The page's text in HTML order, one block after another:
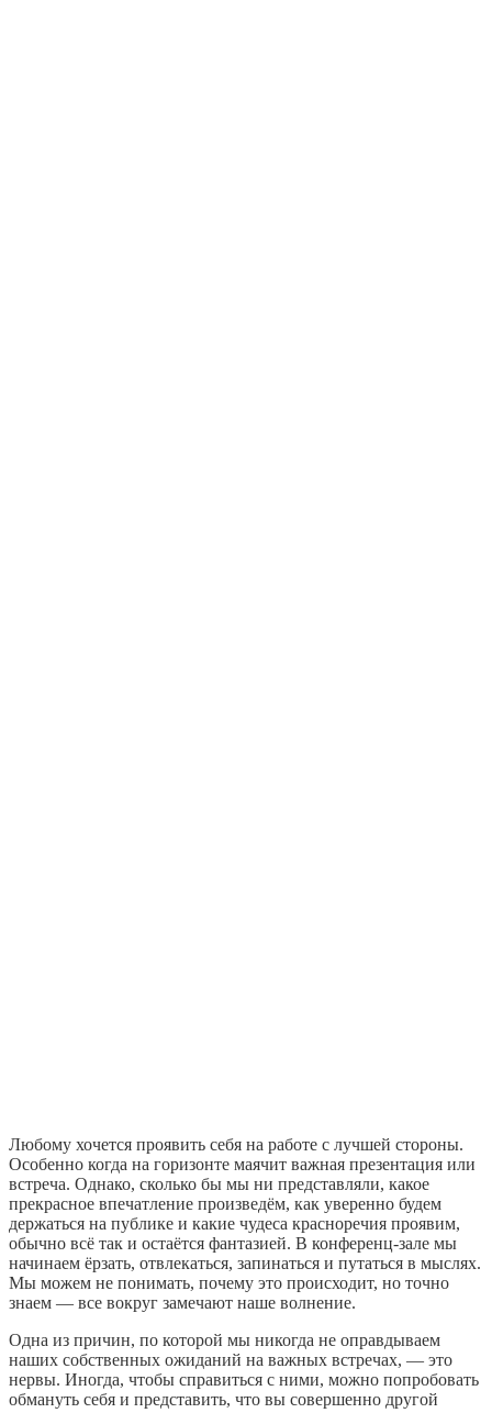
Любому хочется проявить себя на работе с лучшей стороны.
Особенно когда на горизонте маячит важная презентация или
встреча. Однако, сколько бы мы ни представляли, какое
прекрасное впечатление произведём, как уверенно будем
держаться на публике и какие чудеса красноречия проявим,
обычно всё так и остаётся фантазией. В конференц‑зале мы
начинаем ёрзать, отвлекаться, запинаться и путаться в мыслях.
Мы можем не понимать, почему это происходит, но точно
знаем — все вокруг замечают наше волнение.
Одна из причин, по которой мы никогда не оправдываем
наших собственных ожиданий на важных встречах, — это
нервы. Иногда, чтобы справиться с ними, можно попробовать
обмануть себя и представить, что вы совершенно другой